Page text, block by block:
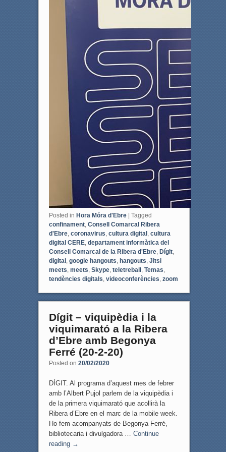
Posted in Hora Móra d'Ebre | Tagged
confinament, Consell Comarcal Ribera
d'Ebre, coronavirus cultura digital, cultura
digital CERE, departament informàtica del
Consell Comarcal de la Ribera d'Ebre, Dígit,
digital, google hangouts hangouts Jitsi
meets meets Skype, teletreball, Temas
tendències digitals videoconferències zoom
Dígit – viquipèdia i la
viquimarató a la Ribera
d’Ebre amb Begonya
Ferré (20-2-20)
Posted on 20/02/2020
DÍGIT. Al programa d’aquest mes de febrer
amb l’Albert Pujol parlem de la viquipèdia i
de la primera viquimarató que acollirà la
Ribera d’Ebre en el marc de la mobile week.
Ho fem acompanyats de Begonya Ferré,
bibliotecaria i divulgadora … Continue
reading →